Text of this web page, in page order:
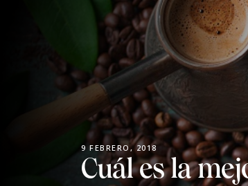
9 FEBRERO, 2018
Cuál es la